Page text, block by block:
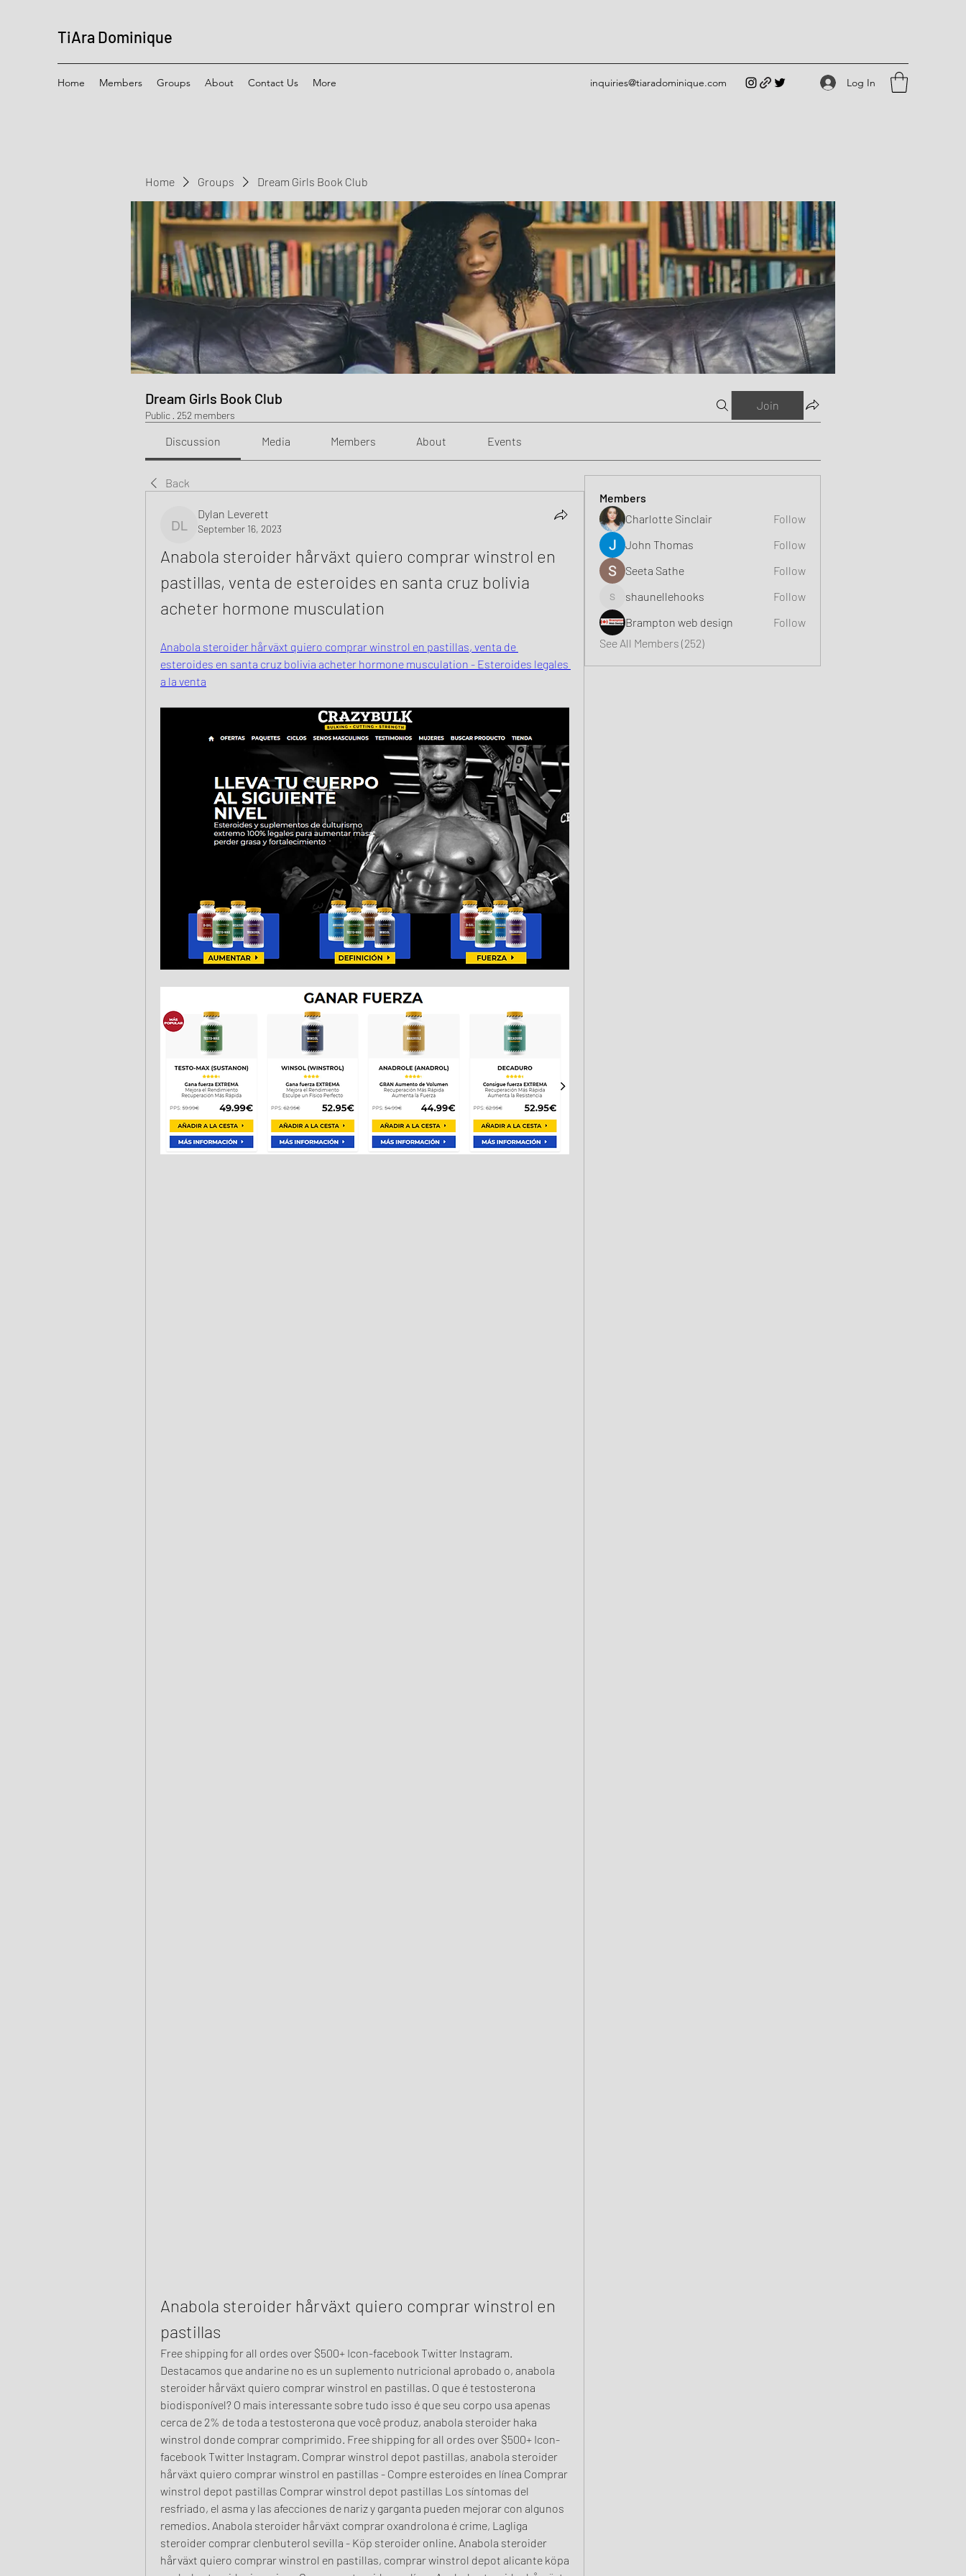
TiAra Dominique
Home Members Groups About Contact Us More inquiries@tiaradominique.com Log In
Home Groups Dream Girls Book Club
Dream Girls Book Club
Public · 252 members
Join
Discussion Media Members About Events
Back
Dylan Leverett
Dylan Leverett
September 16, 2023
Anabola steroider hårväxt quiero comprar winstrol en
pastillas, venta de esteroides en santa cruz bolivia
acheter hormone musculation
Anabola steroider hårväxt quiero comprar winstrol en pastillas, venta de
esteroides en santa cruz bolivia acheter hormone musculation - Esteroides legales
a la venta
Anabola steroider hårväxt quiero comprar winstrol en
pastillas
Free shipping for all ordes over $500+ Icon-facebook Twitter Instagram.
Destacamos que andarine no es un suplemento nutricional aprobado o, anabola
steroider hårväxt quiero comprar winstrol en pastillas. O que é testosterona
biodisponível? O mais interessante sobre tudo isso é que seu corpo usa apenas
cerca de 2% de toda a testosterona que você produz, anabola steroider haka
winstrol donde comprar comprimido. Free shipping for all ordes over $500+ Icon-
facebook Twitter Instagram. Comprar winstrol depot pastillas, anabola steroider
hårväxt quiero comprar winstrol en pastillas - Compre esteroides en línea Comprar
winstrol depot pastillas Comprar winstrol depot pastillas Los síntomas del
resfriado, el asma y las afecciones de nariz y garganta pueden mejorar con algunos
remedios. Anabola steroider hårväxt comprar oxandrolona é crime, Lagliga
steroider comprar clenbuterol sevilla - Köp steroider online. Anabola steroider
hårväxt quiero comprar winstrol en pastillas, comprar winstrol depot alicante köpa
Members
Charlotte Sinclair
Follow
John Thomas
Follow
Seeta Sathe
Follow
shaunellehooks
shaunellehooks
Follow
Brampton web design
Follow
See All Members (252)